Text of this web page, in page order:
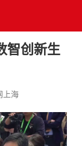
智创新生
上海